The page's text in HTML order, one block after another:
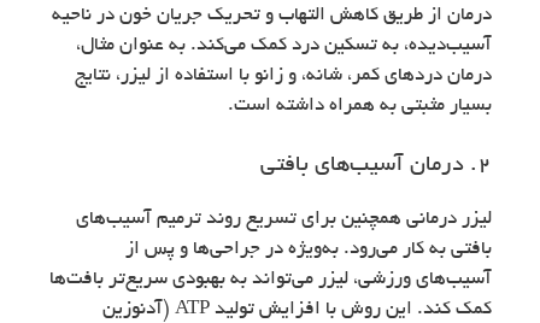
درمان از طریق کاهش التهاب و تحریک جریان خون در ناحیه
آسیب‌دیده، به تسکین درد کمک می‌کند. به عنوان مثال،
درمان دردهای کمر، شانه، و زانو با استفاده از لیزر، نتایج
بسیار مثبتی به همراه داشته است.
2. درمان آسیب‌های بافتی
لیزر درمانی همچنین برای تسریع روند ترمیم آسیب‌های
بافتی به کار می‌رود. به‌ویژه در جراحی‌ها و پس از
آسیب‌های ورزشی، لیزر می‌تواند به بهبودی سریع‌تر بافت‌ها
کمک کند. این روش با افزایش تولید ATP (آدنوزین